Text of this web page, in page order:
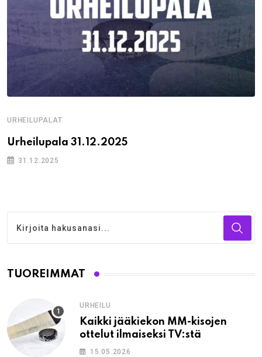
URHEILUPALAT
Urheilupala 31.12.2025
31.12.2025
TUOREIMMAT
URHEILU
Kaikki jääkiekon MM-kisojen
ottelut ilmaiseksi TV:stä
15.05.2026